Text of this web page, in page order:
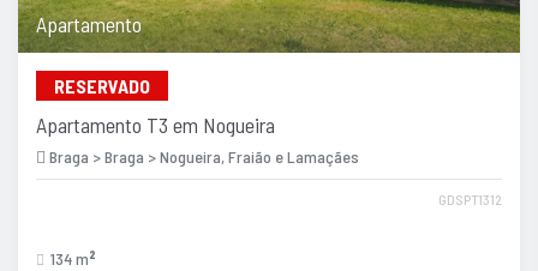
Apartamento
RESERVADO
Apartamento T3 em Nogueira
Braga > Braga > Nogueira, Fraião e Lamaçães
GDSPT1312
134 m 2